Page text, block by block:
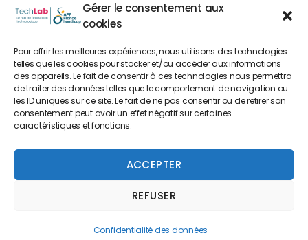
Gérer le consentement aux
cookies
Pour offrir les meilleures expériences, nous utilisons des technologies
telles que les cookies pour stocker et/ou accéder aux informations
des appareils. Le fait de consentir à ces technologies nous permettra
de traiter des données telles que le comportement de navigation ou
les ID uniques sur ce site. Le fait de ne pas consentir ou de retirer son
consentement peut avoir un effet négatif sur certaines
caractéristiques et fonctions.
ACCEPTER
REFUSER
Confidentialité des données
CONTACTEZ-NOUS
NAVIGUER SUR NOTRE SITE
Plan du site
FAIRE UN DON
Copyright 2022 © Créé par
Mentions légales
Confidentialité des données